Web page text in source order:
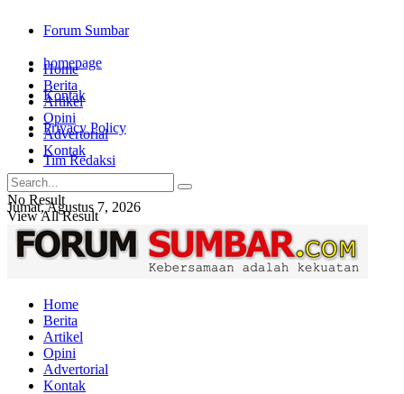
Forum Sumbar
homepage
Kontak
Privacy Policy
Tim Redaksi
Jumat, Agustus 7, 2026
Login
Home
Berita
Artikel
Opini
Advertorial
Kontak
No Result
View All Result
Home
Berita
Artikel
Opini
Advertorial
Kontak